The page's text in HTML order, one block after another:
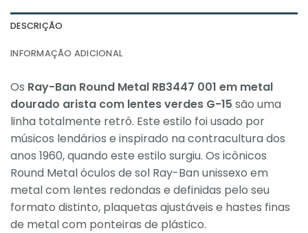
DESCRIÇÃO
INFORMAÇÃO ADICIONAL
Os Ray-Ban Round Metal RB3447 001 em metal
dourado arista com lentes verdes G-15 são uma
linha totalmente retrô. Este estilo foi usado por
músicos lendários e inspirado na contracultura dos
anos 1960, quando este estilo surgiu. Os icônicos
Round Metal óculos de sol Ray-Ban unissexo em
metal com lentes redondas e definidas pelo seu
formato distinto, plaquetas ajustáveis ​​e hastes finas
de metal com ponteiras de plástico.